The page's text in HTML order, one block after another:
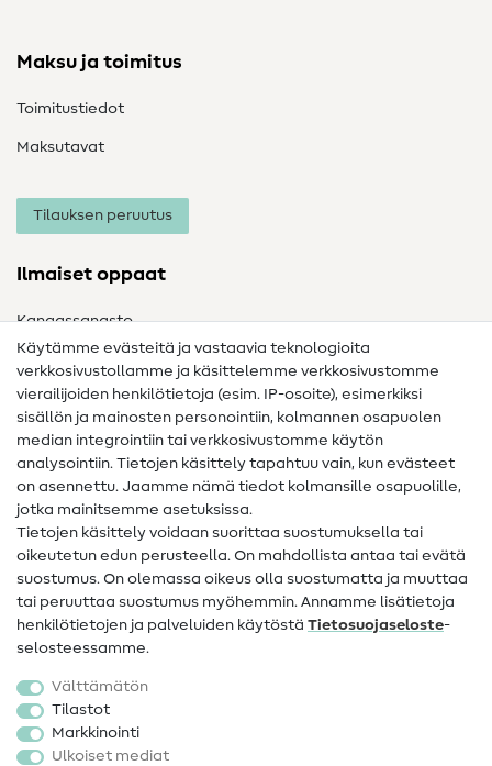
Maksu ja toimitus
Toimitustiedot
Maksutavat
Tilauksen peruutus
Ilmaiset oppaat
Kangassanasto
Ompelusanasto
Ompeluohjeet
Apua ja yhteystiedot
Yhteystiedot
Tietoa omistajanvaihdoksesta
Peruutusoikeus
Suosittu
Kankaat
Ompelutarvikkeet
Käytämme evästeitä ja vastaavia teknologioita
verkkosivustollamme ja käsittelemme verkkosivustomme
vierailijoiden henkilötietoja (esim. IP-osoite), esimerkiksi
sisällön ja mainosten personointiin, kolmannen osapuolen
median integrointiin tai verkkosivustomme käytön
analysointiin. Tietojen käsittely tapahtuu vain, kun evästeet
on asennettu. Jaamme nämä tiedot kolmansille osapuolille,
jotka mainitsemme asetuksissa.
Tietojen käsittely voidaan suorittaa suostumuksella tai
oikeutetun edun perusteella. On mahdollista antaa tai evätä
suostumus. On olemassa oikeus olla suostumatta ja muuttaa
tai peruuttaa suostumus myöhemmin. Annamme lisätietoja
henkilötietojen ja palveluiden käytöstä Tietosuojaseloste-
selosteessamme.
Välttämätön
Tilastot
Markkinointi
Ulkoiset mediat